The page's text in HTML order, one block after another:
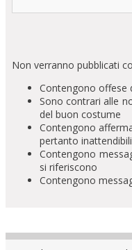
Non verranno pubblicati
Contengono offese
Sono contrari alle
del buon costume
Contengono
pertanto inattendibili
Contengono
si riferiscono
Contengono